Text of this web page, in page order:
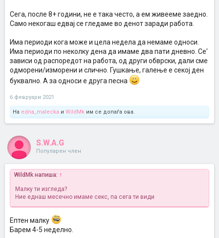
Сега, после 8+ години, не е така често, а ем живееме заедно.
Само некогаш едвај се гледаме во денот заради работа.
Има периоди кога може и цела недела да немаме односи.
Има периоди по неколку дена да имаме два пати дневно. Се'
зависи од распоредот на работа, од други обврски, дали сме
одморени/изморени и слично. Гушкање, галење е секој ден
буквално. А за односи е друга песна
6 февруари 2021
На edna_malecka и WildMk им се допаѓа ова.
S.W.A.G
Популарен член
WildMk напиша: ↑
Малку ти изгледа?
Ние еднаш месечно имаме секс, па сега ти види
Ептен малку
Барем 4-5 неделно.